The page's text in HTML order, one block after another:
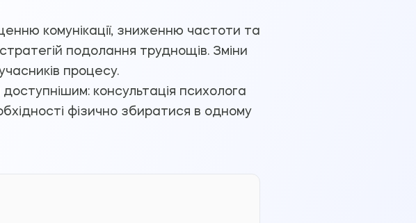
комунікації, зниженню частоти та
подолання труднощів. Зміни
процесу.
консультація психолога
фізично збиратися в одному